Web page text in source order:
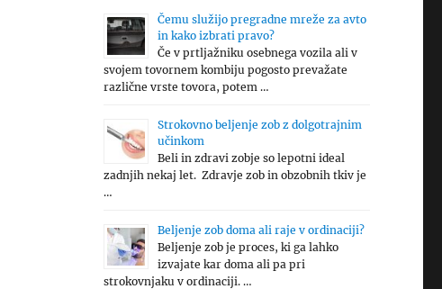
Čemu služijo pregradne mreže za avto
in kako izbrati pravo?
Če v prtljažniku osebnega vozila ali v
svojem tovornem kombiju pogosto prevažate
različne vrste tovora, potem …
Strokovno beljenje zob z dolgotrajnim
učinkom
Beli in zdravi zobje so lepotni ideal
zadnjih nekaj let. Zdravje zob in obzobnih tkiv je
…
Beljenje zob doma ali raje v ordinaciji?
Beljenje zob je proces, ki ga lahko
izvajate kar doma ali pa pri
strokovnjaku v ordinaciji. …